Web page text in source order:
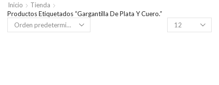
Inicio
Tienda
Productos Etiquetados “Gargantilla De Plata Y Cuero.”
Productos
por